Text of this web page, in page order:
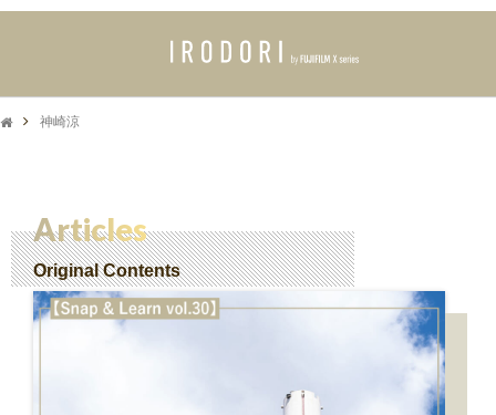
神崎涼
Articles
Original Contents